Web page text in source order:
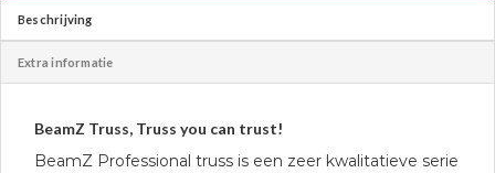
Beschrijving
Extra informatie
BeamZ Truss, Truss you can trust!
BeamZ Professional truss is een zeer kwalitatieve serie